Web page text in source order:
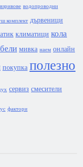
взривове водопроводни
комплект дървеници
климатици кола
мивка наем онлайн
покупка полезно
сервиз смесители
фактори